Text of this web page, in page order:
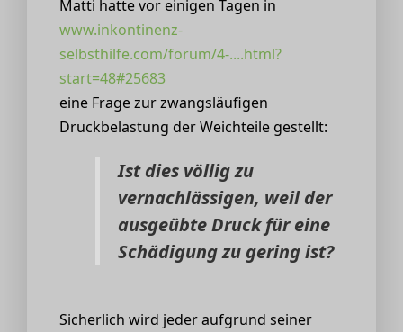
Matti hatte vor einigen Tagen in
www.inkontinenz-
selbsthilfe.com/forum/4-....html?
start=48#25683
eine Frage zur zwangsläufigen
Druckbelastung der Weichteile gestellt:
Ist dies völlig zu
vernachlässigen, weil der
ausgeübte Druck für eine
Schädigung zu gering ist?
Sicherlich wird jeder aufgrund seiner